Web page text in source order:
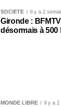
SOCIÉTÉ Il y a 2
Gironde :
désormais à 500
MONDE LIBRE Il y a 1